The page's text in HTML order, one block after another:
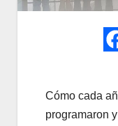
Cómo cada
programaron